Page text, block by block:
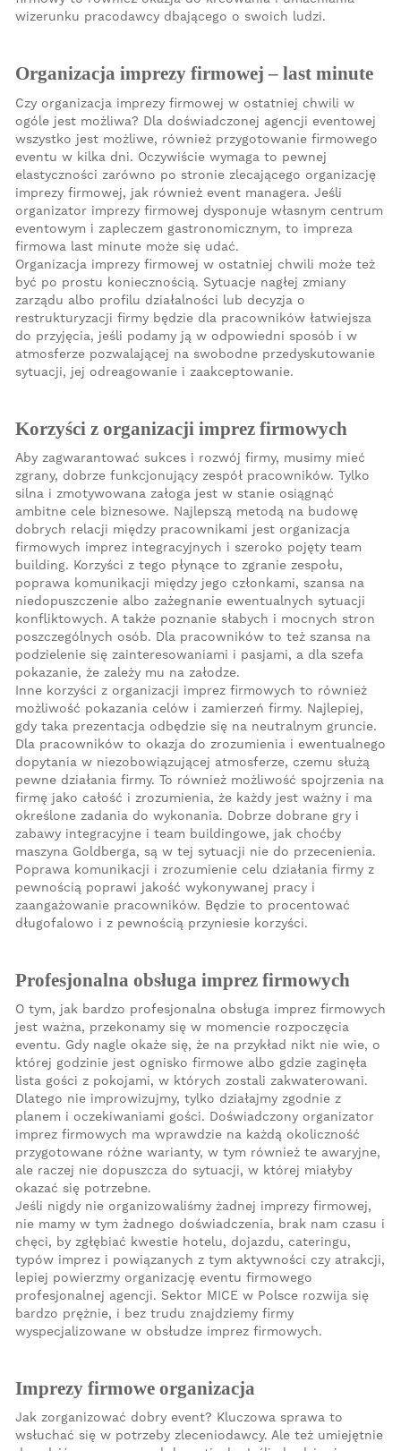
wizerunku pracodawcy dbającego o swoich ludzi.
Organizacja imprezy firmowej – last minute
Czy organizacja imprezy firmowej w ostatniej chwili w
ogóle jest możliwa? Dla doświadczonej agencji eventowej
wszystko jest możliwe, również przygotowanie firmowego
eventu w kilka dni. Oczywiście wymaga to pewnej
elastyczności zarówno po stronie zlecającego organizację
imprezy firmowej, jak również event managera. Jeśli
organizator imprezy firmowej dysponuje własnym centrum
eventowym i zapleczem gastronomicznym, to impreza
firmowa last minute może się udać.
Organizacja imprezy firmowej w ostatniej chwili może też
być po prostu koniecznością. Sytuacje nagłej zmiany
zarządu albo profilu działalności lub decyzja o
restrukturyzacji firmy będzie dla pracowników łatwiejsza
do przyjęcia, jeśli podamy ją w odpowiedni sposób i w
atmosferze pozwalającej na swobodne przedyskutowanie
sytuacji, jej odreagowanie i zaakceptowanie.
Korzyści z organizacji imprez firmowych
Aby zagwarantować sukces i rozwój firmy, musimy mieć
zgrany, dobrze funkcjonujący zespół pracowników. Tylko
silna i zmotywowana załoga jest w stanie osiągnąć
ambitne cele biznesowe. Najlepszą metodą na budowę
dobrych relacji między pracownikami jest organizacja
firmowych imprez integracyjnych i szeroko pojęty team
building. Korzyści z tego płynące to zgranie zespołu,
poprawa komunikacji między jego członkami, szansa na
niedopuszczenie albo zażegnanie ewentualnych sytuacji
konfliktowych. A także poznanie słabych i mocnych stron
poszczególnych osób. Dla pracowników to też szansa na
podzielenie się zainteresowaniami i pasjami, a dla szefa
pokazanie, że zależy mu na załodze.
Inne korzyści z organizacji imprez firmowych to również
możliwość pokazania celów i zamierzeń firmy. Najlepiej,
gdy taka prezentacja odbędzie się na neutralnym gruncie.
Dla pracowników to okazja do zrozumienia i ewentualnego
dopytania w niezobowiązującej atmosferze, czemu służą
pewne działania firmy. To również możliwość spojrzenia na
firmę jako całość i zrozumienia, że każdy jest ważny i ma
określone zadania do wykonania. Dobrze dobrane gry i
zabawy integracyjne i team buildingowe, jak choćby
maszyna Goldberga, są w tej sytuacji nie do przecenienia.
Poprawa komunikacji i zrozumienie celu działania firmy z
pewnością poprawi jakość wykonywanej pracy i
zaangażowanie pracowników. Będzie to procentować
długofalowo i z pewnością przyniesie korzyści.
Profesjonalna obsługa imprez firmowych
O tym, jak bardzo profesjonalna obsługa imprez firmowych
jest ważna, przekonamy się w momencie rozpoczęcia
eventu. Gdy nagle okaże się, że na przykład nikt nie wie, o
której godzinie jest ognisko firmowe albo gdzie zaginęła
lista gości z pokojami, w których zostali zakwaterowani.
Dlatego nie improwizujmy, tylko działajmy zgodnie z
planem i oczekiwaniami gości. Doświadczony organizator
imprez firmowych ma wprawdzie na każdą okoliczność
przygotowane różne warianty, w tym również te awaryjne,
ale raczej nie dopuszcza do sytuacji, w której miałyby
okazać się potrzebne.
Jeśli nigdy nie organizowaliśmy żadnej imprezy firmowej,
nie mamy w tym żadnego doświadczenia, brak nam czasu i
chęci, by zgłębiać kwestie hotelu, dojazdu, cateringu,
typów imprez i powiązanych z tym aktywności czy atrakcji,
lepiej powierzmy organizację eventu firmowego
profesjonalnej agencji. Sektor MICE w Polsce rozwija się
bardzo prężnie, i bez trudu znajdziemy firmy
wyspecjalizowane w obsłudze imprez firmowych.
Imprezy firmowe organizacja
Jak zorganizować dobry event? Kluczowa sprawa to
wsłuchać się w potrzeby zleceniodawcy. Ale też umiejętnie